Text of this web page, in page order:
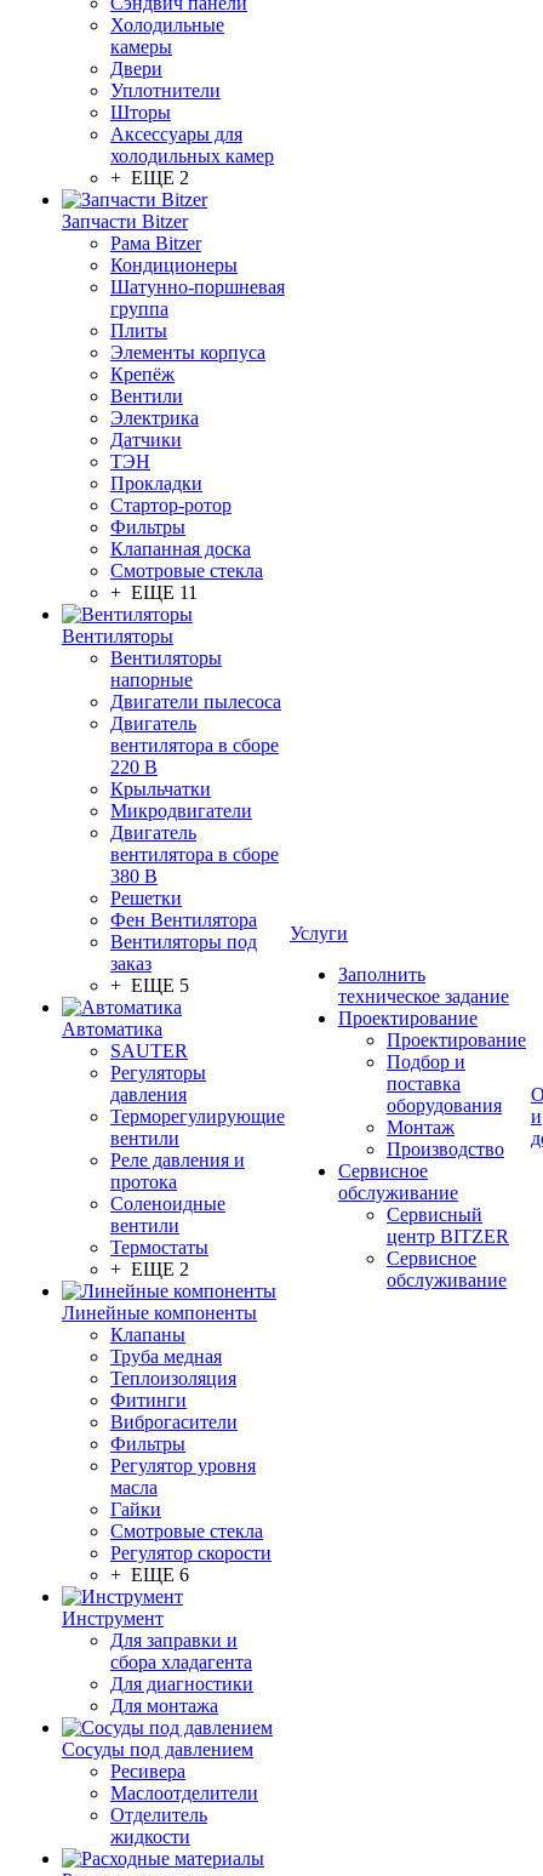
Холодильные
камеры
Двери
Уплотнители
Шторы
Аксессуары для
холодильных камер
+ ЕЩЕ 2
Запчасти Bitzer
Рама Bitzer
Кондиционеры
Шатунно-поршневая
группа
Плиты
Элементы корпуса
Крепёж
Вентили
Электрика
Датчики
ТЭН
Прокладки
Стартор-ротор
Фильтры
Клапанная доска
Смотровые стекла
+ ЕЩЕ 11
Вентиляторы
Вентиляторы
напорные
Двигатели пылесоса
Двигатель
вентилятора в сборе
220 В
Крыльчатки
Микродвигатели
Двигатель
вентилятора в сборе
380 В
Решетки
Фен Вентилятора
Вентиляторы под
заказ
+ ЕЩЕ 5
Автоматика
SAUTER
Регуляторы
давления
Терморегулирующие
вентили
Реле давления и
протока
Соленоидные
вентили
Термостаты
+ ЕЩЕ 2
Линейные компоненты
Клапаны
Труба медная
Теплоизоляция
Фитинги
Виброгасители
Фильтры
Регулятор уровня
масла
Гайки
Смотровые стекла
Регулятор скорости
+ ЕЩЕ 6
Инструмент
Для заправки и
сбора хладагента
Для диагностики
Для монтажа
Сосуды под давлением
Ресивера
Маслоотделители
Отделитель
жидкости
Услуги
Заполнить
техническое задание
Проектирование
Проектирование
Подбор и
поставка
оборудования
Монтаж
Производство
Сервисное
обслуживание
Сервисный
центр BITZER
Сервисное
обслуживание
и